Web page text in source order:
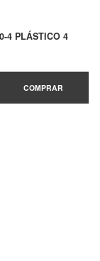
4 PLÁSTICO 4
COMPRAR